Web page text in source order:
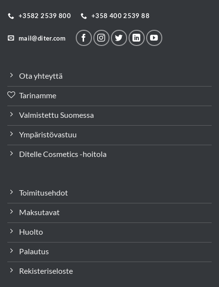
+3582 2539 800 +358 400 2539 88
mail@diter.com
Ota yhteyttä
Tarinamme
Valmistettu Suomessa
Ympäristövastuu
Ditelle Cosmetics -hoitola
Toimitusehdot
Maksutavat
Huolto
Palautus
Rekisteriseloste